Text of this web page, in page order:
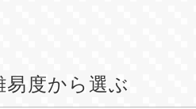
度から選ぶ